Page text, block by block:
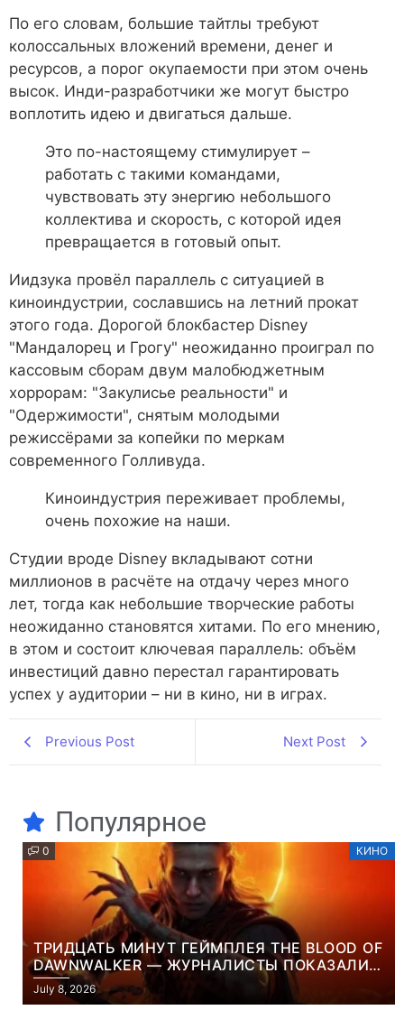
По его словам, большие тайтлы требуют
колоссальных вложений времени, денег и
ресурсов, а порог окупаемости при этом очень
высок. Инди-разработчики же могут быстро
воплотить идею и двигаться дальше.
Это по-настоящему стимулирует –
работать с такими командами,
чувствовать эту энергию небольшого
коллектива и скорость, с которой идея
превращается в готовый опыт.
Иидзука провёл параллель с ситуацией в
киноиндустрии, сославшись на летний прокат
этого года. Дорогой блокбастер Disney
"Мандалорец и Грогу" неожиданно проиграл по
кассовым сборам двум малобюджетным
хоррорам: "Закулисье реальности" и
"Одержимости", снятым молодыми
режиссёрами за копейки по меркам
современного Голливуда.
Киноиндустрия переживает проблемы,
очень похожие на наши.
Студии вроде Disney вкладывают сотни
миллионов в расчёте на отдачу через много
лет, тогда как небольшие творческие работы
неожиданно становятся хитами. По его мнению,
в этом и состоит ключевая параллель: объём
инвестиций давно перестал гарантировать
успех у аудитории – ни в кино, ни в играх.
Previous Post Next Post
Популярное
0 КИНО
ТРИДЦАТЬ МИНУТ ГЕЙМПЛЕЯ THE BLOOD OF
DAWNWALKER — ЖУРНАЛИСТЫ ПОКАЗАЛИ
НАЧАЛО НОВОЙ ИГРЫ ОТ ВЕТЕРАНОВ CD
PROJEKT RED
July 8, 2026